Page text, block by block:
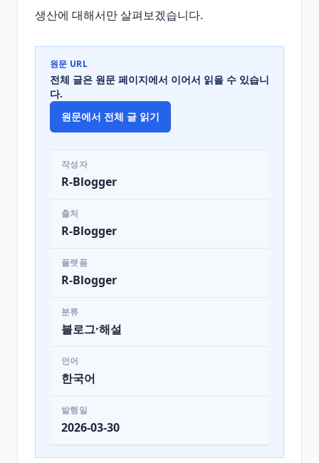
생산에 대해서만 살펴보겠습니다.
원문 URL
전체 글은 원문 페이지에서 이어서 읽을 수 있습니
다.
원문에서 전체 글 읽기
작성자
R-Blogger
출처
R-Blogger
플랫폼
R-Blogger
분류
블로그·해설
언어
한국어
발행일
2026-03-30